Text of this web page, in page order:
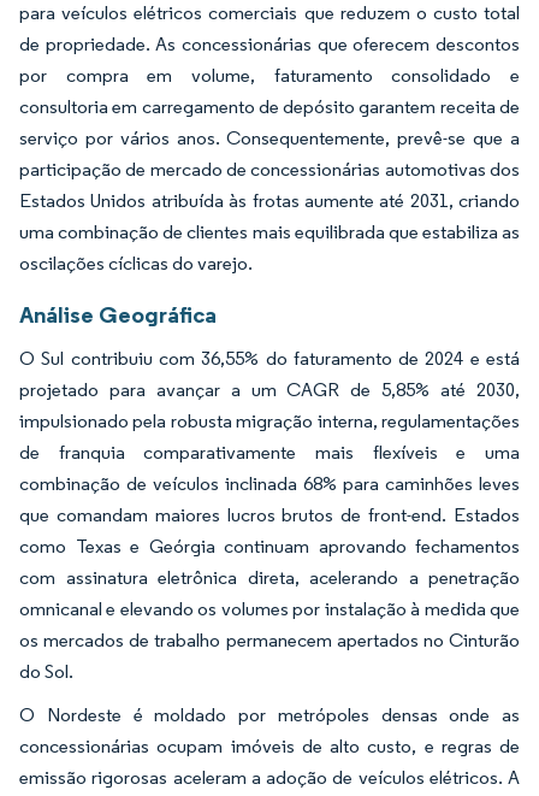
para veículos elétricos comerciais que reduzem o custo total
de propriedade. As concessionárias que oferecem descontos
por compra em volume, faturamento consolidado e
consultoria em carregamento de depósito garantem receita de
serviço por vários anos. Consequentemente, prevê-se que a
participação de mercado de concessionárias automotivas dos
Estados Unidos atribuída às frotas aumente até 2031, criando
uma combinação de clientes mais equilibrada que estabiliza as
oscilações cíclicas do varejo.
Análise Geográfica
O Sul contribuiu com 36,55% do faturamento de 2024 e está
projetado para avançar a um CAGR de 5,85% até 2030,
impulsionado pela robusta migração interna, regulamentações
de franquia comparativamente mais flexíveis e uma
combinação de veículos inclinada 68% para caminhões leves
que comandam maiores lucros brutos de front-end. Estados
como Texas e Geórgia continuam aprovando fechamentos
com assinatura eletrônica direta, acelerando a penetração
omnicanal e elevando os volumes por instalação à medida que
os mercados de trabalho permanecem apertados no Cinturão
do Sol.
O Nordeste é moldado por metrópoles densas onde as
concessionárias ocupam imóveis de alto custo, e regras de
emissão rigorosas aceleram a adoção de veículos elétricos. A